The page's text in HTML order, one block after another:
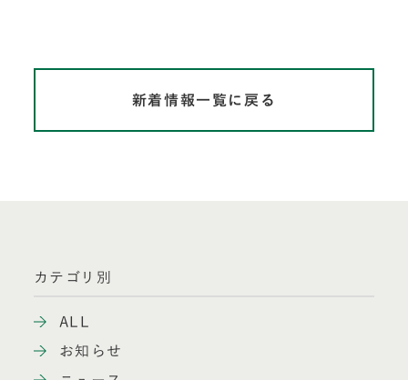
新着情報一覧に戻る
カテゴリ別
ALL
お知らせ